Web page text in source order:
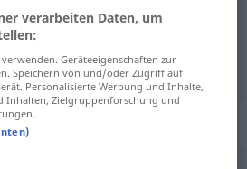
für "erklären"
verarbeiten Daten, um
Geräteeigenschaften zur
Speichern von und/oder Zugriff auf
Personalisierte Werbung und Inhalte,
Inhalten, Zielgruppenforschung und